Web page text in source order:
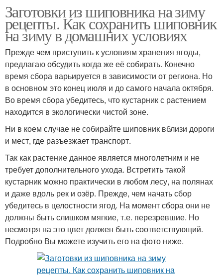
Заготовки из шиповника на зиму
рецепты. Как сохранить шиповник
на зиму в домашних условиях
Прежде чем приступить к условиям хранения ягоды,
предлагаю обсудить когда же её собирать. Конечно
время сбора варьируется в зависимости от региона. Но
в основном это конец июля и до самого начала октября.
Во время сбора убедитесь, что кустарник с растением
находится в экологически чистой зоне.
Ни в коем случае не собирайте шиповник вблизи дороги
и мест, где разъезжает транспорт.
Так как растение данное является многолетним и не
требует дополнительного ухода. Встретить такой
кустарник можно практически в любом лесу, на полянах
и даже вдоль рек и озёр. Прежде, чем начать сбор
убедитесь в целостности ягод. На момент сбора они не
должны быть слишком мягкие, т.е. перезревшие. Но
несмотря на это цвет должен быть соответствующий.
Подробно Вы можете изучить его на фото ниже.